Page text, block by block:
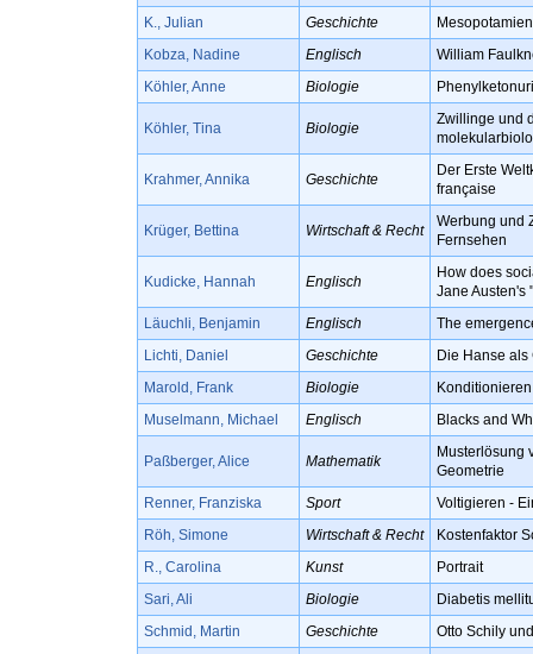
K., Julian
Geschichte
Kobza, Nadine
Englisch
William
Köhler, Anne
Biologie
Köhler, Tina Biologie
Zwillinge und
Krahmer, Annika Geschichte
Der Erste
française
Krüger, Bettina Wirtschaft & Recht
Werbung und
Fernsehen
Kudicke, Hannah Englisch
How does
Jane Austen's
Läuchli, Benjamin
Englisch
The
Lichti, Daniel
Geschichte
Die Hanse als
Marold, Frank
Biologie
Muselmann, Michael
Englisch Blacks and
Paßberger, Alice Mathematik
Musterlösung
Geometrie
Renner, Franziska
Sport
Voltigieren -
Röh, Simone
Wirtschaft & Recht
Kostenfaktor
R., Carolina
Kunst
Portrait
Sari, Ali
Biologie
Diabetis
Schmid, Martin
Geschichte
Otto Schily